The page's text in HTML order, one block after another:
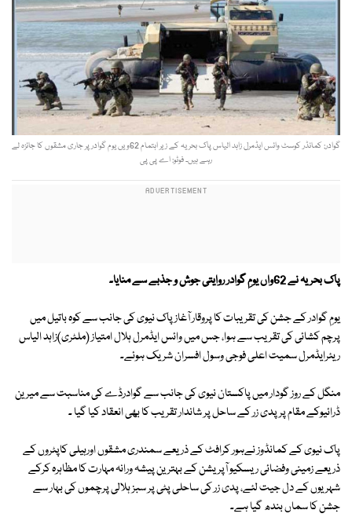
گوادر: کمانڈر کوسٹ وائس ایڈمرل زاہد الیاس پاک بحریہ کے زیر اہتمام 62ویں یوم گوادر پر جاری مشقوں کا جائزہ لے
رہے ہیں۔ فوٹو: اے پی پی
پاک بحریہ نے 62واں یومِ گوادر روایتی جوش و جذبے سے منایا۔
یومِ گوادر کے جشن کی تقریبات کا پروقار آغاز پاک نیوی کی جانب سے کوہ باتیل میں
پرچم کشائی کی تقریب سے ہوا، جس میں وائس ایڈمرل ہلال امتیاز (ملٹری)زاہد الیاس
ریئرایڈمرل سمیت اعلی فوجی وسول افسران شریک ہوئے۔
منگل کے روز گودار میں پاکستان نیوی کی جانب سے گوادرڈے کی مناسبت سے میرین
ڈرائیوکے مقام پر پدی زر کے ساحل پر شاندار تقریب کا بھی انعقاد کیا گیا ۔
پاک نیوی کے کمانڈوز نےہور کرافٹ کے ذریعے سمندری مشقوں اورہیلی کاپٹروں کے
ذریعے زمینی وفضائی ریسکیو آپریشن کے بہترین پیشہ ورانہ مہارت کا مظاہرہ کرکے
شہریوں کے دل جیت لئے، پدی زر کی ساحلی پٹی پر سبز ہلالی پرچموں کی بہار سے
جشن کا سماں بندھ گیا ہے۔